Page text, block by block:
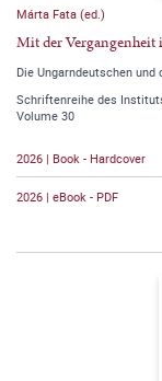
Márta Fata (ed.)
Mit der
Die Ungarndeutschen
Schriftenreihe des
Volume 30
2026 | Book - Hardcover
2026 | eBook - PDF